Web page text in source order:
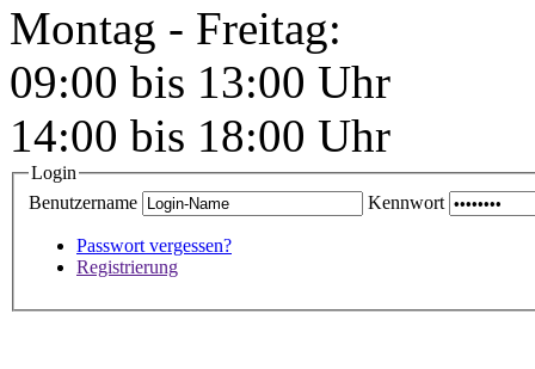
Montag - Freitag:
09:00 bis 13:00 Uhr
14:00 bis 18:00 Uhr
Login
Benutzername
Kennwort
Passwort vergessen?
Registrierung